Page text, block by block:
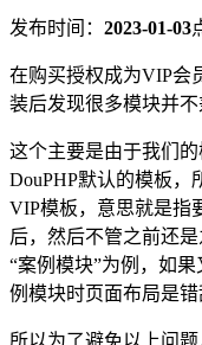
发布时间： 2023-01-03
在购买授权成为VIP会
装后发现很多模块并不
这个主要是由于我们
DouPHP默认的模板，
VIP模板，意思就是指
后，然后不管之前还
“案例模块”为例，如
例模块时页面布局是错
所以为了避免以上问